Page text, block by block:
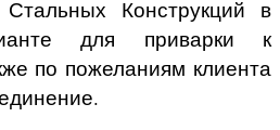
Конструкций в
для приварки к
по пожеланиям клиента